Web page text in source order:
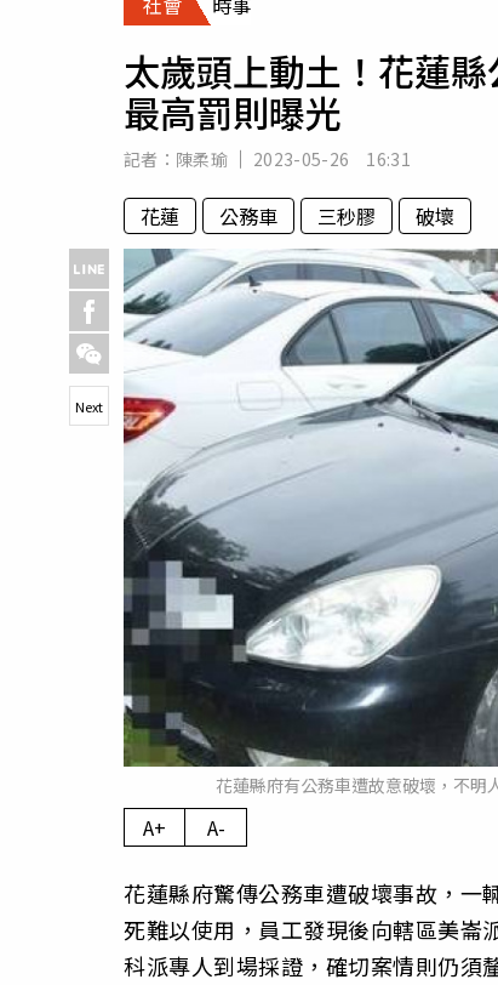
專欄
太歲頭上動土！花蓮
最高罰則曝光
記者： 陳柔瑜 2023-05-26 16:31
花蓮 公務車 三秒膠 破壞
花蓮縣府有公務車遭故意破壞，不明
Next
A+ A-
花蓮縣府驚傳公務車遭破壞事故，一
死難以使用，員工發現後向轄區美崙
科派專人到場採證，確切案情則仍須